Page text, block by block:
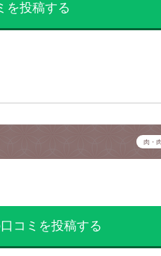
を投稿する
肉・
コミを投稿する